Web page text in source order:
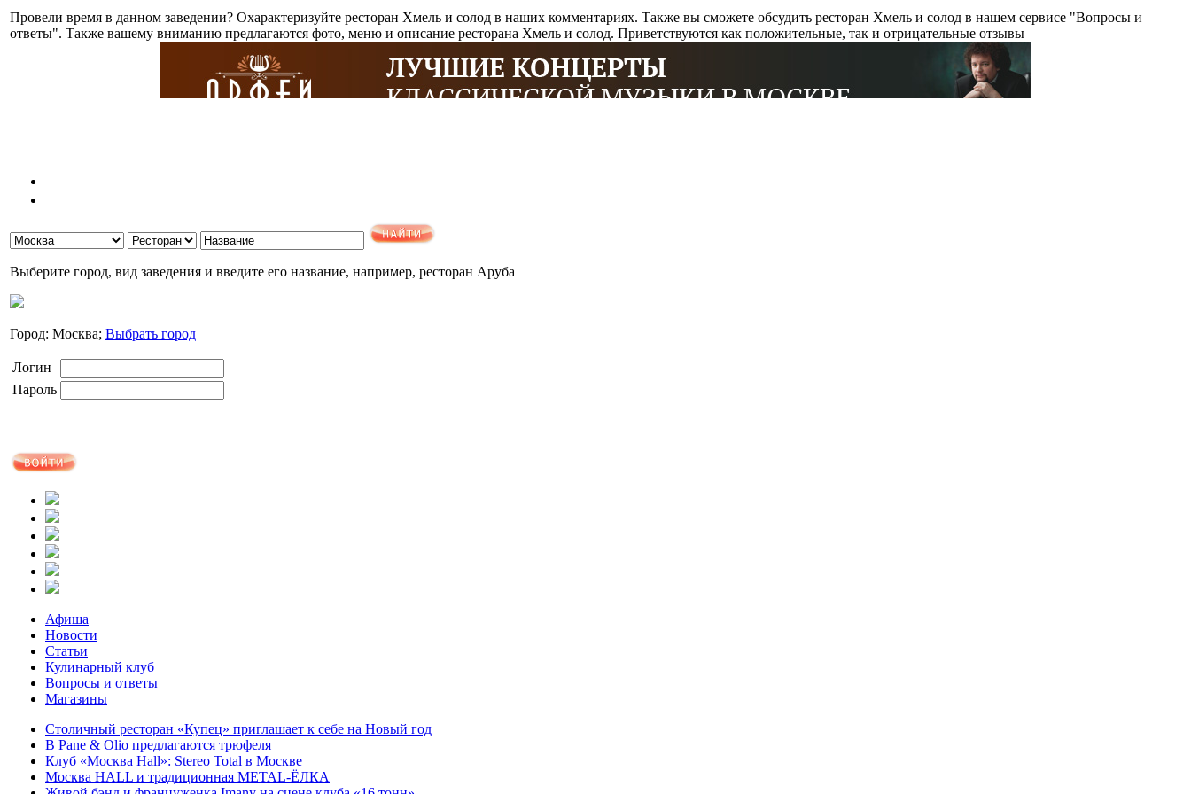
Провели время в данном заведении? Охарактеризуйте ресторан Хмель и солод в наших комментариях. Также вы сможете обсудить ресторан Хмель и солод в нашем сервисе "Вопросы и
ответы". Также вашему вниманию предлагаются фото, меню и описание ресторана Хмель и солод. Приветствуются как положительные, так и отрицательные отзывы
Выберите город, вид заведения и введите его название, например, ресторан Аруба
Город: Москва; Выбрать город
Логин
Пароль
Афиша
Новости
Статьи
Кулинарный клуб
Вопросы и ответы
Магазины
Столичный ресторан «Купец» приглашает к себе на Новый год
В Pane & Olio предлагаются трюфеля
Клуб «Москва Hall»: Stereo Total в Москве
Москва HALL и традиционная METAL-ЁЛКА